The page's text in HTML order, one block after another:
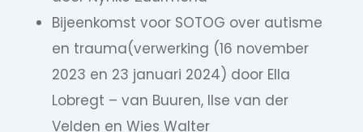
Bijeenkomst voor SOTOG over autisme
en trauma(verwerking (16 november
2023 en 23 januari 2024) door Ella
Lobregt – van Buuren, Ilse van der
Velden en Wies Walter